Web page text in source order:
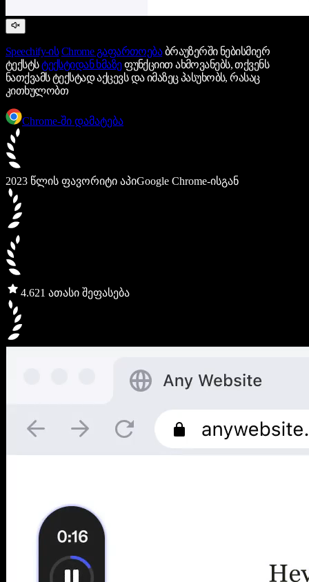
Speechify-ის Chrome გაფართოებაბრაუზერში ნებისმიერ
ტექსტსტექსტიდან ხმაზეფუნქციით ახმოვანებს, თქვენს
ნათქვამს ტექსტად აქცევს და იმაზეც პასუხობს, რასაც
კითხულობთ
Chrome-ში დამატება
2023 წლის ფავორიტი აპიGoogle Chrome-ისგან
4.621 ათასი შეფასება